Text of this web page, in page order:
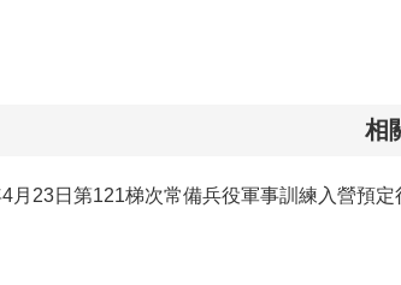
相
月23日第121梯次常備兵役軍事訓練入營預定